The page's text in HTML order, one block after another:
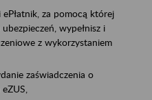
za pomocą której
wypełnisz i
z wykorzystaniem
zaświadczenia o